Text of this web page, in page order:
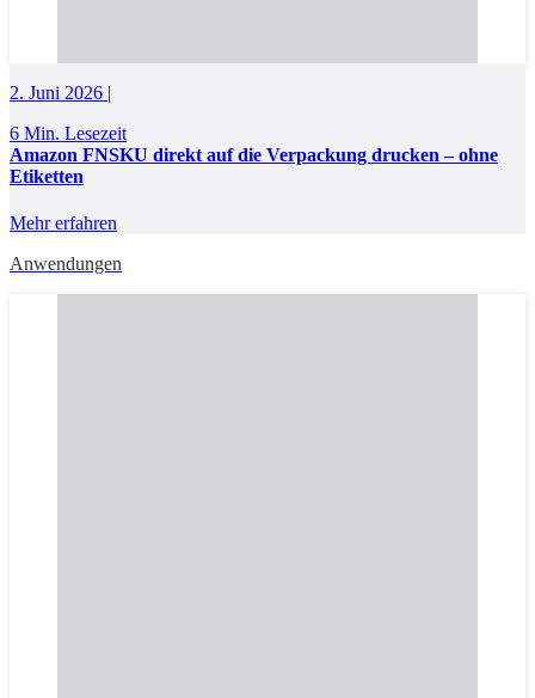
2. Juni 2026 |
6 Min. Lesezeit
Amazon FNSKU direkt auf die Verpackung drucken – ohne
Etiketten
Mehr erfahren
Anwendungen